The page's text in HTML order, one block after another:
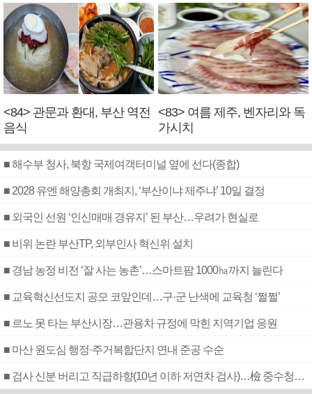
<84> 관문과 환대, 부산 역전
음식
<83> 여름 제주, 벤자리와 독
가시치
■ 해수부 청사, 북항 국제여객터미널 옆에 선다(종합)
■ 2028 유엔 해양총회 개최지, ‘부산이냐 제주냐’ 10일 결정
■ 외국인 선원 ‘인신매매 경유지’ 된 부산…우려가 현실로
■ 비위 논란 부산TP, 외부인사 혁신위 설치
■ 경남 농정 비전 ‘잘 사는 농촌’…스마트팜 1000㏊까지 늘린다
■ 교육혁신선도지 공모 코앞인데…구·군 난색에 교육청 ‘쩔쩔’
■ 르노 못 타는 부산시장…관용차 규정에 막힌 지역기업 응원
■ 마산 원도심 행정·주거복합단지 연내 준공 수순
■ 검사 신분 버리고 직급하향(10년 이하 저연차 검사)…檢 중수청행 기피